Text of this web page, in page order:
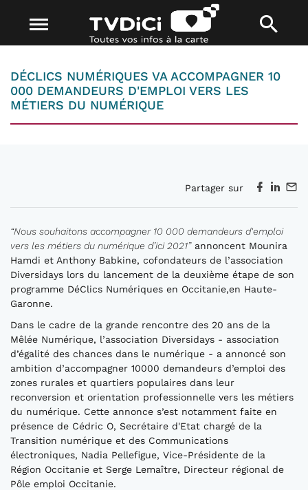
DÉCLICS NUMÉRIQUES VA ACCOMPAGNER 10
000 DEMANDEURS D'EMPLOI VERS LES
MÉTIERS DU NUMÉRIQUE
Partager sur
“Nous souhaitons accompagner 10 000 demandeurs d'emploi
vers les métiers du numérique d’ici 2021”annoncent Mounira
Hamdi et Anthony Babkine, cofondateurs de l’association
Diversidays lors du lancement de la deuxième étape de son
programme DéClics Numériques en Occitanie,en Haute-
Garonne.
Dans le cadre de la grande rencontre des 20 ans de la
Mêlée Numérique, l’association Diversidays - association
d’égalité des chances dans le numérique - a annoncé son
ambition d’accompagner 10000 demandeurs d’emploi des
zones rurales et quartiers populaires dans leur
reconversion et orientation professionnelle vers les métiers
du numérique. Cette annonce s’est notamment faite en
présence de Cédric O,​ Secrétaire d'Etat chargé de la
Transition numérique et des Communications
électroniques, ​Nadia Pellefigue​, Vice-Présidente de la
Région Occitanie et ​Serge Lemaître,​ Directeur régional de
Pôle emploi Occitanie.